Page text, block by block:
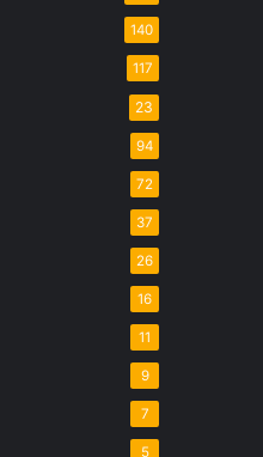
140
117
23
94
72
37
26
16
11
9
7
5